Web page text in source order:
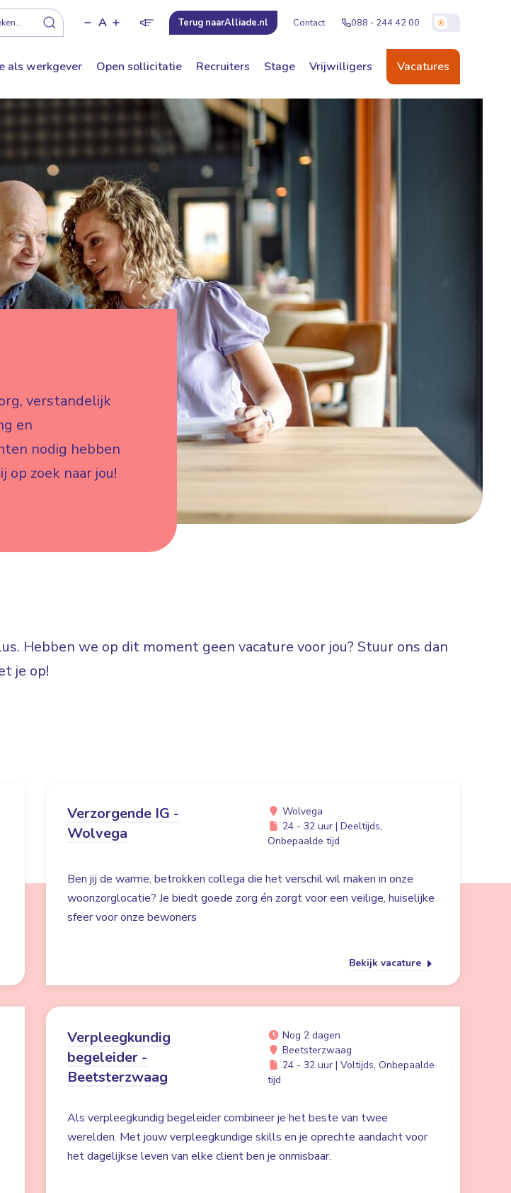
A Terug naarAlliade.nl Contact 088 - 244 42 00
als werkgever Open sollicitatie Recruiters Stage Vrijwilligers Vacatures
verstandelijk
en
nodig hebben
op zoek naar jou!
Hebben we op dit moment geen vacature voor jou? Stuur ons dan
je op!
Verzorgende IG -
Wolvega
Wolvega
24 - 32 uur | Deeltijds,
Onbepaalde tijd
Ben jij de warme, betrokken collega die het verschil wil maken in onze
woonzorglocatie? Je biedt goede zorg én zorgt voor een veilige, huiselijke
sfeer voor onze bewoners
Bekijk vacature
Verpleegkundig
begeleider -
Beetsterzwaag
Nog 2 dagen
Beetsterzwaag
24 - 32 uur | Voltijds, Onbepaalde
tijd
Als verpleegkundig begeleider combineer je het beste van twee
werelden. Met jouw verpleegkundige skills en je oprechte aandacht voor
het dagelijkse leven van elke client ben je onmisbaar.